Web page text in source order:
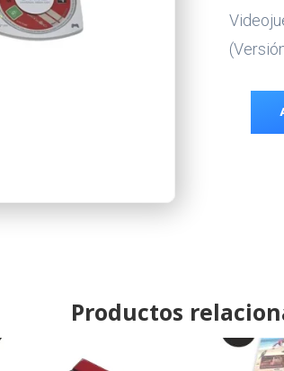
Productos